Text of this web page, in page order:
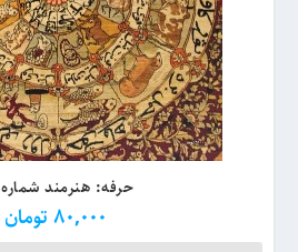
حرفه: هنرمند شماره ۶۳
80,000 تومان